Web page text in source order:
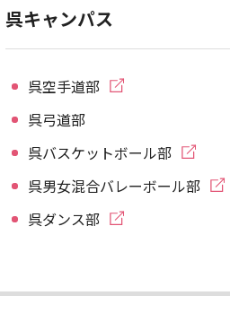
呉キャンパス
呉空手道部
呉弓道部
呉バスケットボール部
呉男女混合バレーボール部
呉ダンス部